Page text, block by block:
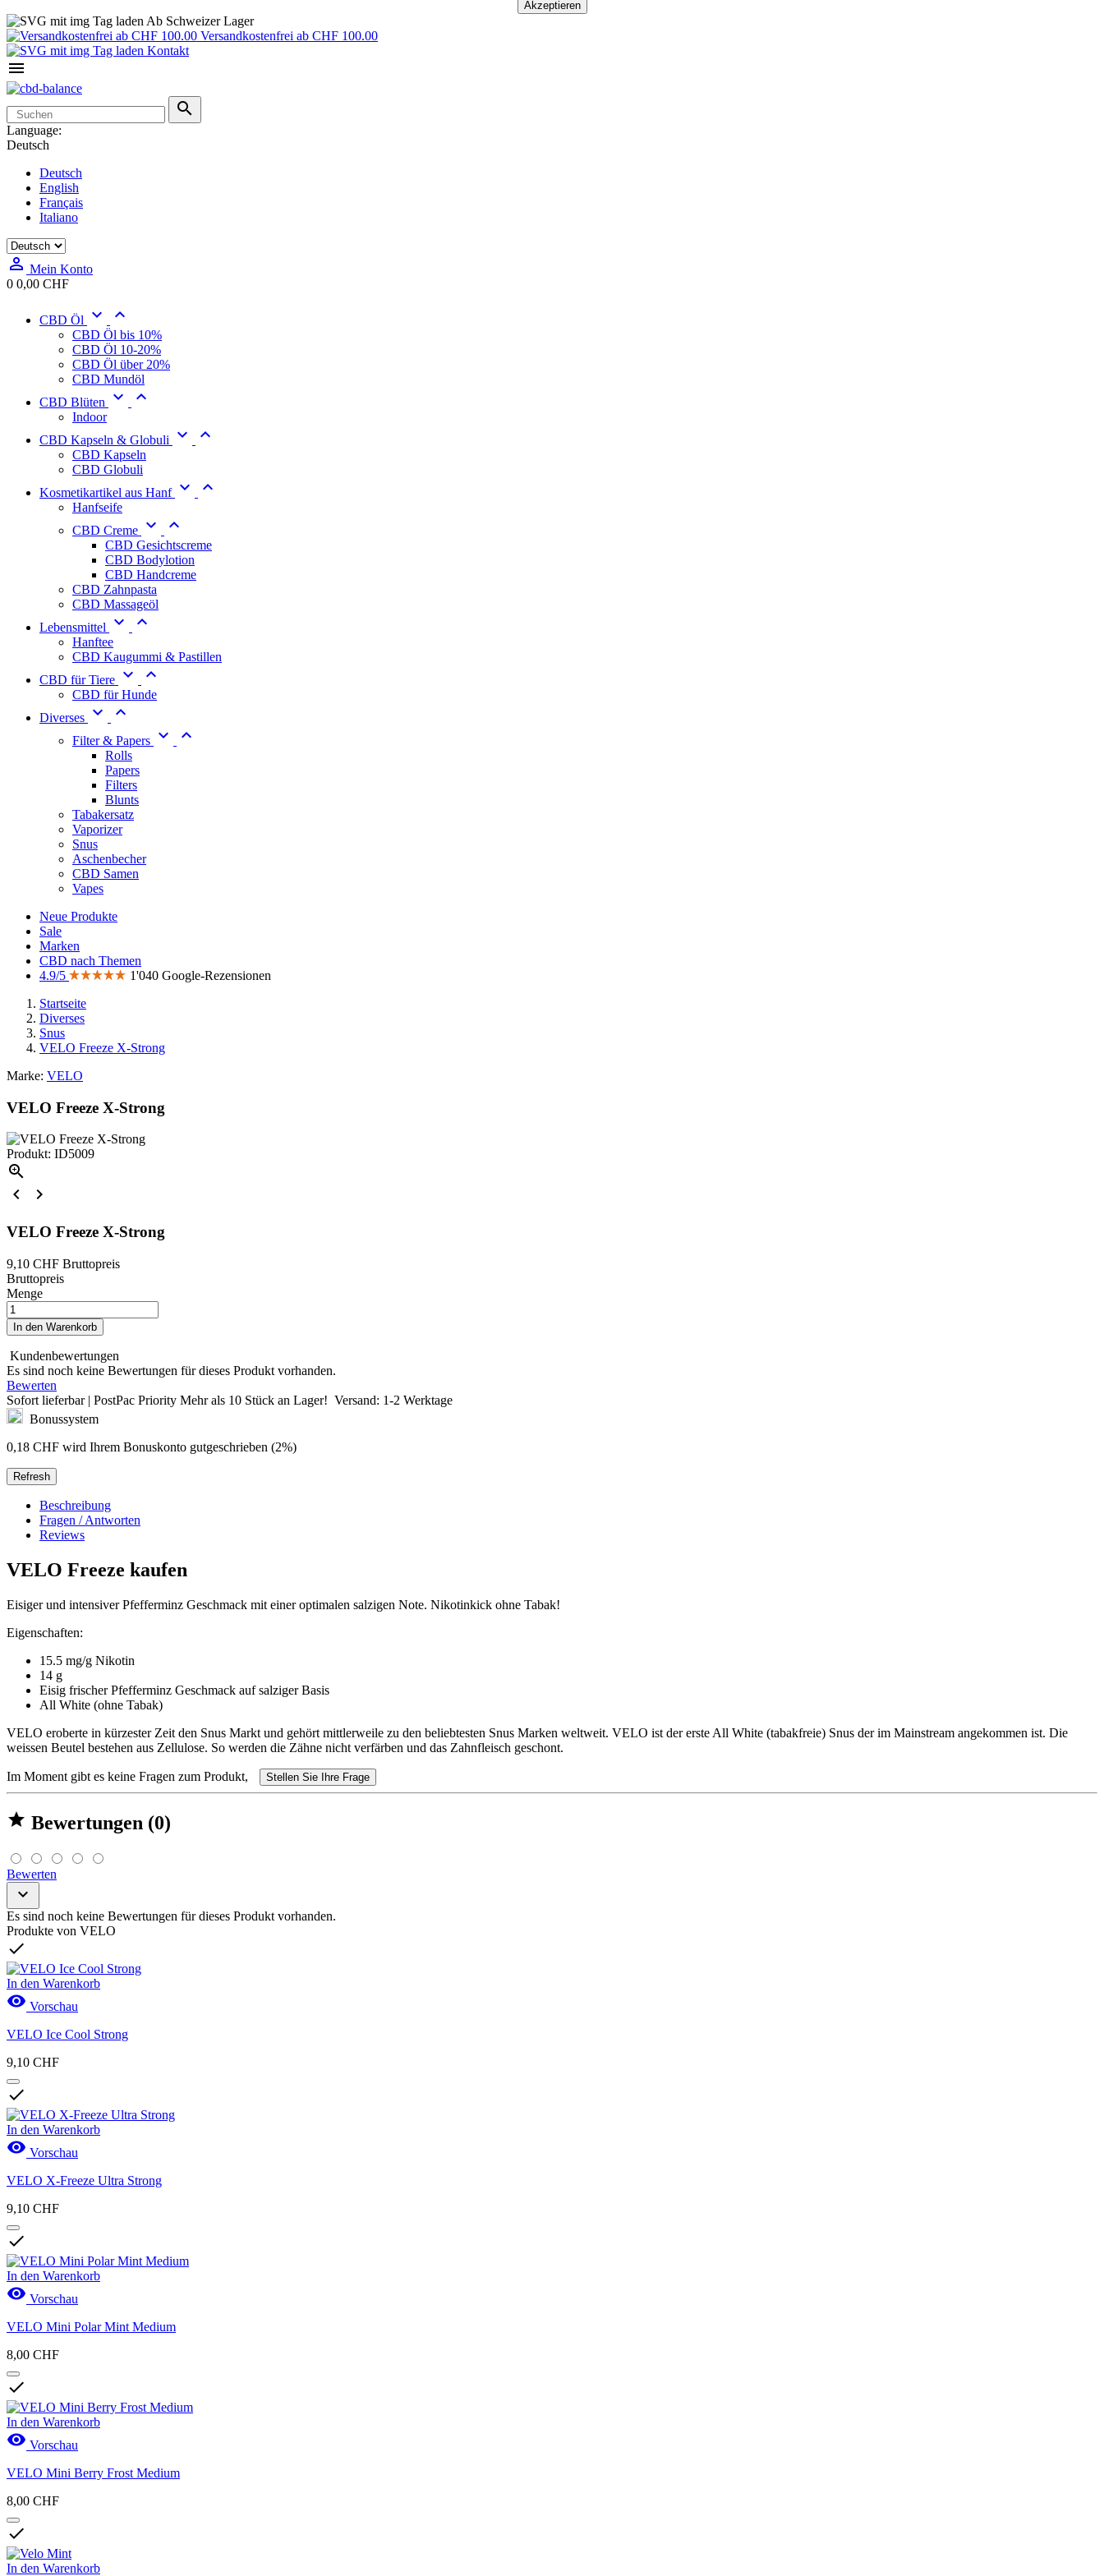
Akzeptieren
Ab Schweizer Lager
Versandkostenfrei ab CHF 100.00
Kontakt


Language:
Deutsch
Deutsch
English
Français
Italiano
 Mein Konto
0 0,00 CHF
CBD Öl  
CBD Öl bis 10%
CBD Öl 10-20%
CBD Öl über 20%
CBD Mundöl
CBD Blüten
 
Indoor
CBD Kapseln & Globuli
 
CBD Kapseln
CBD Globuli
Kosmetikartikel aus Hanf  
Hanfseife
CBD Creme  
CBD Gesichtscreme
CBD Bodylotion
CBD Handcreme
CBD Zahnpasta
CBD Massageöl
Lebensmittel
 
Hanftee
CBD Kaugummi & Pastillen
CBD für Tiere  
CBD für Hunde
Diverses  
Filter & Papers  
Rolls
Papers
Filters
Blunts
Tabakersatz
Vaporizer
Snus
Aschenbecher
CBD Samen
Vapes
Neue Produkte
Sale
Marken
CBD nach Themen
4.9/5
1'040 Google-Rezensionen
Startseite
Diverses
Snus
VELO Freeze X-Strong
Marke: VELO
VELO Freeze X-Strong
Produkt: ID5009



VELO Freeze X-Strong
9,10 CHF Bruttopreis
Bruttopreis
Menge
In den Warenkorb
Kundenbewertungen
Es sind noch keine Bewertungen für dieses Produkt vorhanden.
Bewerten
Sofort lieferbar | PostPac Priority Mehr als 10 Stück an Lager! Versand: 1-2 Werktage
Bonussystem
0,18 CHF wird Ihrem Bonuskonto gutgeschrieben (2%)
Beschreibung
Fragen / Antworten
Reviews
VELO Freeze kaufen
Eisiger und intensiver Pfefferminz Geschmack mit einer optimalen salzigen Note. Nikotinkick ohne Tabak!
Eigenschaften:
15.5 mg/g Nikotin
14 g
Eisig frischer Pfefferminz Geschmack auf salziger Basis
All White (ohne Tabak)
VELO eroberte in kürzester Zeit den Snus Markt und gehört mittlerweile zu den beliebtesten Snus Marken weltweit. VELO ist der erste All White (tabakfreie) Snus der im Mainstream angekommen ist. Die
weissen Beutel bestehen aus Zellulose. So werden die Zähne nicht verfärben und das Zahnfleisch geschont.
Im Moment gibt es keine Fragen zum Produkt, Stellen Sie Ihre Frage
 Bewertungen (0)
Bewerten

Es sind noch keine Bewertungen für dieses Produkt vorhanden.
Produkte von VELO

In den Warenkorb
 Vorschau
VELO Ice Cool Strong
9,10 CHF

In den Warenkorb
 Vorschau
VELO X-Freeze Ultra Strong
9,10 CHF

In den Warenkorb
 Vorschau
VELO Mini Polar Mint Medium
8,00 CHF

In den Warenkorb
 Vorschau
VELO Mini Berry Frost Medium
8,00 CHF

In den Warenkorb